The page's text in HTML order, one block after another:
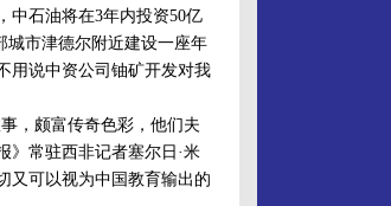
石油将在3年内投资50亿
城市津德尔附近建设一座年
用说中资公司铀矿开发对我
，颇富传奇色彩，他们夫
》常驻西非记者塞尔日·米
又可以视为中国教育输出的